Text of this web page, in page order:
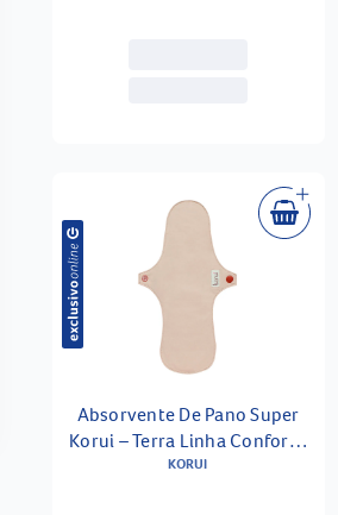
Absorvente De Pano Super
Korui – Terra Linha Conforto
Seco 1un
KORUI